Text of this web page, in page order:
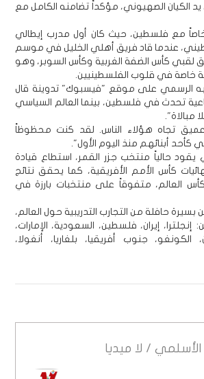
الكيان الصهيوني، مؤكداً تضامنه الكامل مع
خاصاً مع فلسطين، حيث كان أول مدرب إيطالي
عندما قاد فريق أهلي الخليل في موسم
تحقيق لقبي كأس الضفة الغربية وكأس السوبر، وهو
خاصة في قلوب الفلسطينيين.
الرسمي على موقع "فيسبوك" تدوينة قال
تحدث في فلسطين، بينما العالم السياسي
مبالاة".
تجاه هؤلاء الناس. لقد كنت محظوظاً
كأحد أبنائهم منذ اليوم الأول".
يقود حالياً منتخب جزر القمر، استطاع قيادة
كأس الأمم الأفريقية، كما يحقق نتائج
العالم، متفوقاً على منتخبات بارزة في
حافلة من التجارب التدريبية حول العالم،
إيران، فلسطين، السعودية، الإمارات،
الكونغو، جنوب أفريقيا، بلغاريا، أنغولا،
/ لا ميديا